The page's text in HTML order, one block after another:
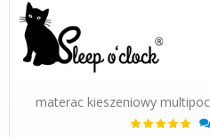
materac kieszeniowy
Ocena: